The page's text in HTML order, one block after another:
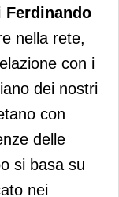
Ferdinando
nella rete,
con i
dei nostri
con
delle
si basa su
nei